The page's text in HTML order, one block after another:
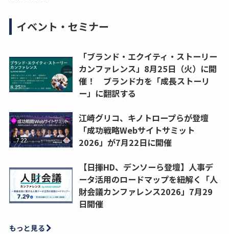
イベント・セミナー
「ブランド・エクイティ・ストーリー
カンファレンス」8月25日（火）に開
催！ ブランド力を「成長ストーリ
ー」に翻訳する
江崎グリコ、キノトロープらが登壇
「成功戦略Webサイトサミット
2026」が7月22日に開催
【日揮HD、デンソーら登壇】人事デ
ータ活用のロードマップを紐解く「人
財会議カンファレンス2026」7月29
日開催
もっと見る